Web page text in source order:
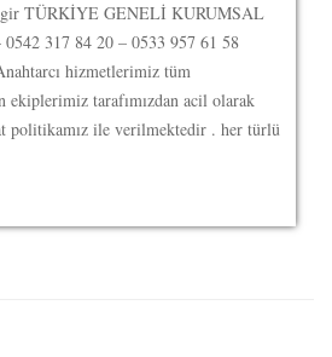
TÜRKİYE GENELİ KURUMSAL
317 84 20 – 0533 957 61 58
hizmetlerimiz tüm
ekiplerimiz tarafımızdan acil olarak
politikamız ile verilmektedir . her türlü